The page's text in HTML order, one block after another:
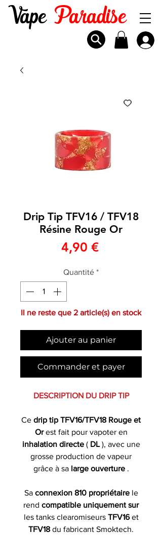
VapeParadise
Drip Tip TFV16 / TFV18
Résine Rouge Or
4,90 €Prix
Quantité *
Il ne reste que 2 article(s) en stock
Ajouter au panier
Commander et payer
DESCRIPTION DU DRIP TIP
Ce drip tip TFV16/TFV18 Rouge et
Orest fait pour vapoter en
inhalation directe( DL), avec une
grosse production de vapeur
grâce à sa large ouverture.
Sa connexion 810 propriétairele
rend compatible uniquement sur
les tanks clearomiseurs TFV16et
TFV18 du fabricant Smoktech.